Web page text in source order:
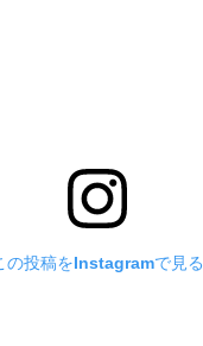
の投稿をInstagramで見る